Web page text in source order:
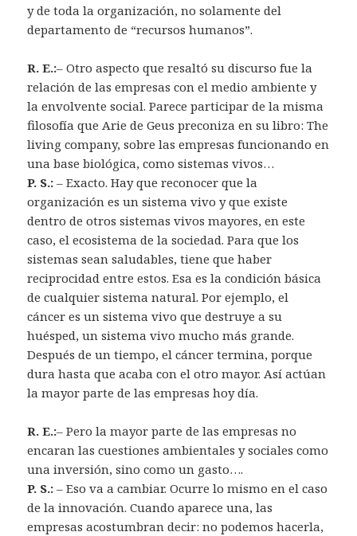
y de toda la organización, no solamente del
departamento de “recursos humanos”.
R. E.:– Otro aspecto que resaltó su discurso fue la
relación de las empresas con el medio ambiente y
la envolvente social. Parece participar de la misma
filosofía que Arie de Geus preconiza en su libro: The
living company, sobre las empresas funcionando en
una base biológica, como sistemas vivos…
P. S.: – Exacto. Hay que reconocer que la
organización es un sistema vivo y que existe
dentro de otros sistemas vivos mayores, en este
caso, el ecosistema de la sociedad. Para que los
sistemas sean saludables, tiene que haber
reciprocidad entre estos. Esa es la condición básica
de cualquier sistema natural. Por ejemplo, el
cáncer es un sistema vivo que destruye a su
huésped, un sistema vivo mucho más grande.
Después de un tiempo, el cáncer termina, porque
dura hasta que acaba con el otro mayor. Así actúan
la mayor parte de las empresas hoy día.
R. E.:– Pero la mayor parte de las empresas no
encaran las cuestiones ambientales y sociales como
una inversión, sino como un gasto….
P. S.: – Eso va a cambiar. Ocurre lo mismo en el caso
de la innovación. Cuando aparece una, las
empresas acostumbran decir: no podemos hacerla,